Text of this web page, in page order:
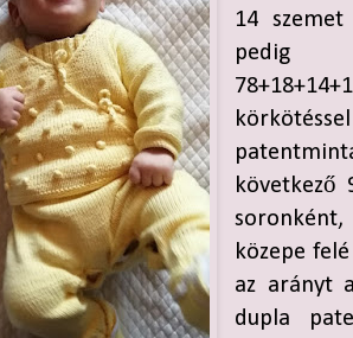
14
pedig
következő
közepe
az arányt
dupla